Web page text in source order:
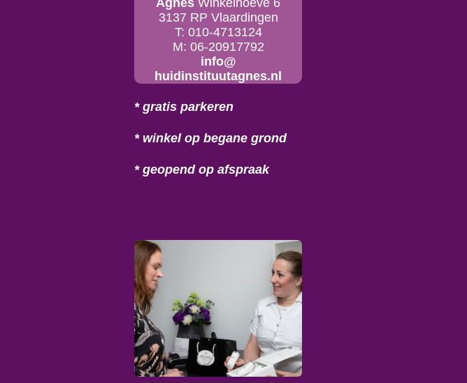
3137 RP Vlaardingen
T: 010-4713124
M: 06-20917792
info@
huidinstituutagnes.nl
* gratis parkeren
* winkel op begane grond
* geopend op afspraak